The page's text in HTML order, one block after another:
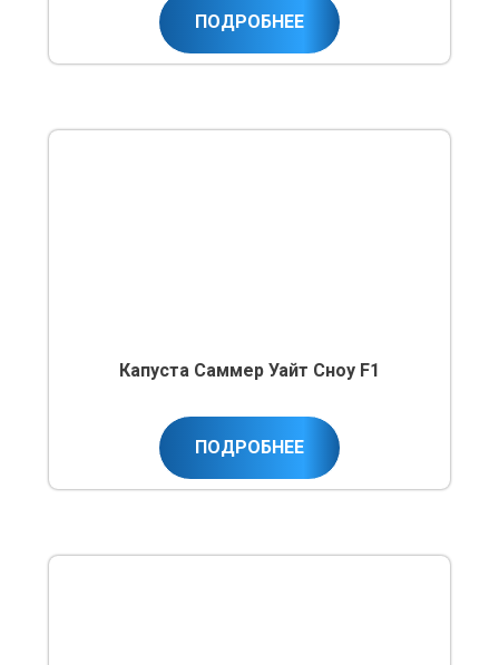
ПОДРОБНЕЕ
Капуста Саммер Уайт Сноу F1
ПОДРОБНЕЕ